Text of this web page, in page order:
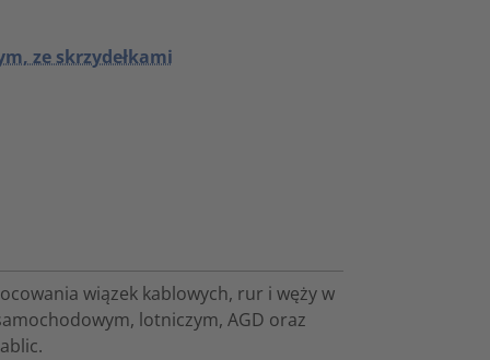
ze skrzydełkami
wiązek kablowych, rur i węży w
lotniczym, AGD oraz